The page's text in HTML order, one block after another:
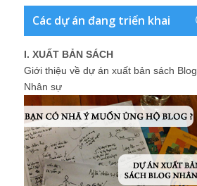
Các dự án đang triển khai
I. XUẤT BẢN SÁCH
Giới thiệu về dự án xuất bản sách Blog
Nhân sự